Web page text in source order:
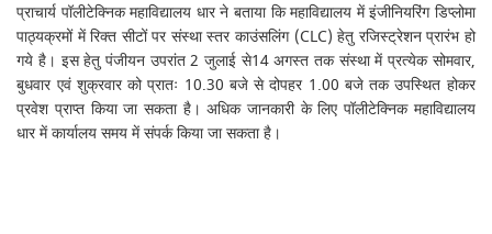
प्राचार्य पॉलीटेक्निक महाविद्यालय धार ने बताया कि महाविद्यालय में इंजीनियरिंग डिप्लोमा
पाठ्यक्रमों में रिक्त सीटों पर संस्था स्तर काउंसलिंग (CLC) हेतु रजिस्ट्रेशन प्रारंभ हो
गये है। इस हेतु पंजीयन उपरांत 2 जुलाई से14 अगस्त तक संस्था में प्रत्येक सोमवार,
बुधवार एवं शुक्रवार को प्रातः 10.30 बजे से दोपहर 1.00 बजे तक उपस्थित होकर
प्रवेश प्राप्त किया जा सकता है। अधिक जानकारी के लिए पॉलीटेक्निक महाविद्यालय
धार में कार्यालय समय में संपर्क किया जा सकता है।